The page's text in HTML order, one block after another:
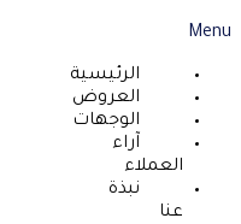
Menu
الرئيسية
العروض
الوجهات
آراء
العملاء
نبذة
عنا